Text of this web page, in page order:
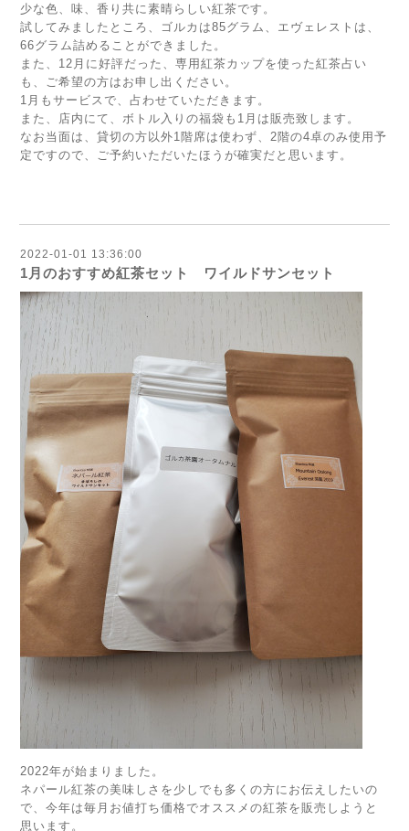
少な色、味、香り共に素晴らしい紅茶です。
試してみましたところ、ゴルカは85グラム、エヴェレストは、
66グラム詰めることができました。
また、12月に好評だった、専用紅茶カップを使った紅茶占い
も、ご希望の方はお申し出ください。
1月もサービスで、占わせていただきます。
また、店内にて、ボトル入りの福袋も1月は販売致します。
なお当面は、貸切の方以外1階席は使わず、2階の4卓のみ使用予
定ですので、ご予約いただいたほうが確実だと思います。
2022-01-01 13:36:00
1月のおすすめ紅茶セット ワイルドサンセット
2022年が始まりました。
ネパール紅茶の美味しさを少しでも多くの方にお伝えしたいの
で、今年は毎月お値打ち価格でオススメの紅茶を販売しようと
思います。